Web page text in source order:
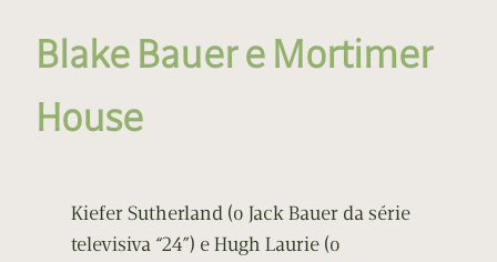
Blake Bauer e Mortimer
House
Kiefer Sutherland (o Jack Bauer da série
televisiva “24”) e Hugh Laurie (o